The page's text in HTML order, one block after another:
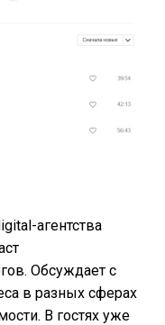
агентства
Обсуждает с
в разных сферах
В гостях уже